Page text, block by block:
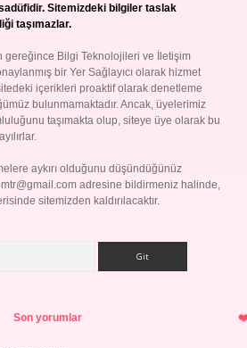
Sitemizdeki bilgiler taslak
taşımazlar.
gereğince Bilgi Teknolojileri ve İletişim
bir Yer Sağlayıcı olarak hizmet
içerikleri proaktif olarak denetleme
bulunmamaktadır. Ancak, üyelerimiz
taşımakta olup, siteye üye olarak bu
aykırı olduğunu düşündüğünüz
adresine bildirmeniz halinde,
sitemizden kaldırılacaktır.
Son yorumlar